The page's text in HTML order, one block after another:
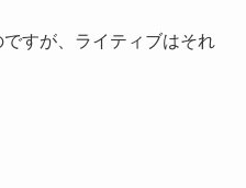
すが、ライティブはそれ